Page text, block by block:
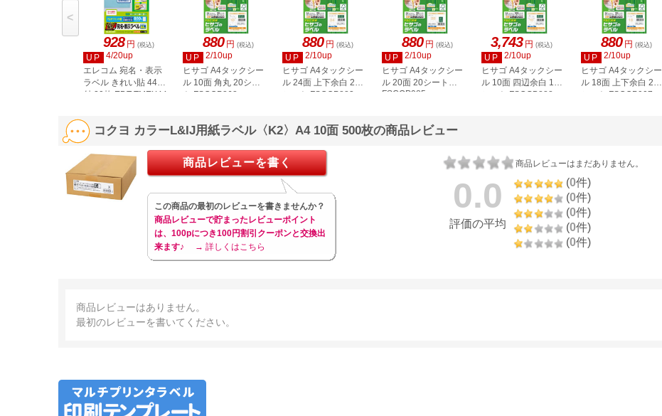
928 円 (税込)
UP
4/20up
エレコム 宛名・表示
ラベル きれい貼 44面
付 20枚 EDT-TMEX44
880 円 (税込)
UP
2/10up
ヒサゴ A4タックシー
ル 10面 角丸 20シー
ト FSCOP868
880 円 (税込)
UP
2/10up
ヒサゴ A4タックシー
ル 24面 上下余白 20
シート FSCOP883
880 円 (税込)
UP
2/10up
ヒサゴ A4タックシー
ル 20面 20シート
FSCOP985
3,743 円 (税込)
UP
2/10up
ヒサゴ A4タックシー
ル 10面 四辺余白 100
シート FSCGB888
880 円 (税込)
UP
2/10up
ヒサゴ A4タックシー
ル 18面 上下余白 20
シート FSCOP907
<
コクヨ カラーL&IJ用紙ラベル〈K2〉A4 10面 500枚の商品レビュー
商品レビューはまだありません。
0.0
評価の平均
(0件)
(0件)
(0件)
(0件)
(0件)
商品レビューを書く
この商品の最初のレビューを書きませんか？
商品レビューで貯まったレビューポイント
は、100pにつき100円割引クーポンと交換出
来ます♪
→ 詳しくはこちら
商品レビューはありません。
最初のレビューを書いてください。